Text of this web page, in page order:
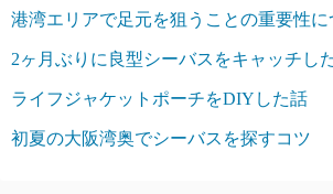
港湾エリアで足元を狙うことの重要性に
2ヶ月ぶりに良型シーバスをキャッチし
ライフジャケットポーチをDIYした話
初夏の大阪湾奥でシーバスを探すコツ